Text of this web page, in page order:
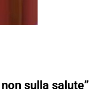
sulla salute”